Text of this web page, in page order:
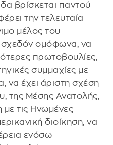
βρίσκεται παντού
την τελευταία
μέλος του
ομόφωνα, να
πρωτοβουλίες,
συμμαχίες με
να έχει άριστη σχέση
της Μέσης Ανατολής,
τις Ηνωμένες
διοίκηση, να
ενόσω